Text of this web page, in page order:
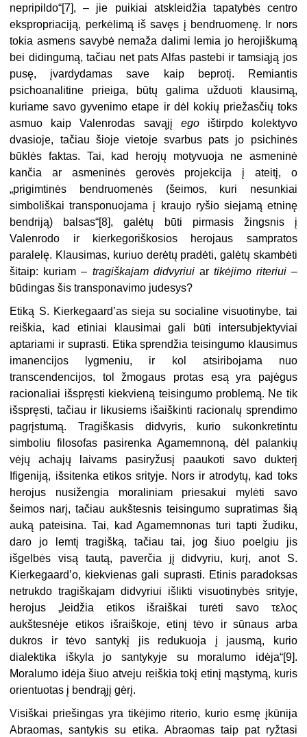
nepripildo“[7], – jie puikiai atskleidžia tapatybės centro
ekspropriaciją, perkėlimą iš savęs į bendruomenę. Ir nors
tokia asmens savybė nemaža dalimi lemia jo herojiškumą
bei didingumą, tačiau net pats Alfas pastebi ir tamsiąją jos
pusę, įvardydamas save kaip beprotį. Remiantis
psichoanalitine prieiga, būtų galima užduoti klausimą,
kuriame savo gyvenimo etape ir dėl kokių priežasčių toks
asmuo kaip Valenrodas savąjį egoištirpdo kolektyvo
dvasioje, tačiau šioje vietoje svarbus pats jo psichinės
būklės faktas. Tai, kad herojų motyvuoja ne asmeninė
kančia ar asmeninės gerovės projekcija į ateitį, o
„prigimtinės bendruomenės (šeimos, kuri nesunkiai
simboliškai transponuojama į kraujo ryšio siejamą etninę
bendriją) balsas“[8], galėtų būti pirmasis žingsnis į
Valenrodo ir kierkegoriškosios herojaus sampratos
paralelę. Klausimas, kuriuo derėtų pradėti, galėtų skambėti
šitaip: kuriam – tragiškajam didvyriuiar tikėjimo riteriui–
būdingas šis transponavimo judesys?
Etiką S. Kierkegaard’as sieja su socialine visuotinybe, tai
reiškia, kad etiniai klausimai gali būti intersubjektyviai
aptariami ir suprasti. Etika sprendžia teisingumo klausimus
imanencijos lygmeniu, ir kol atsiribojama nuo
transcendencijos, tol žmogaus protas esą yra pajėgus
racionaliai išspręsti kiekvieną teisingumo problemą. Ne tik
išspręsti, tačiau ir likusiems išaiškinti racionalų sprendimo
pagrįstumą. Tragiškasis didvyris, kurio sukonkretintu
simboliu filosofas pasirenka Agamemnoną, dėl palankių
vėjų achajų laivams pasiryžusį paaukoti savo dukterį
Ifigeniją, išsitenka etikos srityje. Nors ir atrodytų, kad toks
herojus nusižengia moraliniam priesakui mylėti savo
šeimos narį, tačiau aukštesnis teisingumo supratimas šią
auką pateisina. Tai, kad Agamemnonas turi tapti žudiku,
daro jo lemtį tragišką, tačiau tai, jog šiuo poelgiu jis
išgelbės visą tautą, paverčia jį didvyriu, kurį, anot S.
Kierkegaard’o, kiekvienas gali suprasti. Etinis paradoksas
netrukdo tragiškajam didvyriui išlikti visuotinybės srityje,
herojus „leidžia etikos išraiškai turėti savo τελος
aukštesnėje etikos išraiškoje, etinį tėvo ir sūnaus arba
dukros ir tėvo santykį jis redukuoja į jausmą, kurio
dialektika iškyla jo santykyje su moralumo idėja“[9].
Moralumo idėja šiuo atveju reiškia tokį etinį mąstymą, kuris
orientuotas į bendrąjį gėrį.
Visiškai priešingas yra tikėjimo riterio, kurio esmę įkūnija
Abraomas, santykis su etika. Abraomas taip pat ryžtasi